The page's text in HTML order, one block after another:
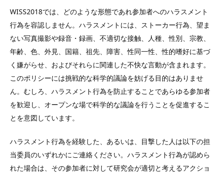
WISS2018では、どのような形態であれ参加者へのハラスメント
行為を容認しません。ハラスメントには、ストーカー行為、望ま
ない写真撮影や録音・録画、不適切な接触、人種、性別、宗教、
年齢、色、外見、国籍、祖先、障害、性同一性、性的嗜好に基づ
く嫌がらせ、およびそれらに関連した不快な言動が含まれます。
このポリシーには挑戦的な科学的議論を妨げる目的はありませ
ん。むしろ、ハラスメント行為を防止することであらゆる参加者
を歓迎し、オープンな場で科学的な議論を行うことを促進するこ
とを意図しています。
ハラスメント行為を経験した、あるいは、目撃した人は以下の担
当委員のいずれかにご連絡ください。ハラスメント行為が認めら
れた場合は、その参加者に対して研究会が適切と考えるアクショ